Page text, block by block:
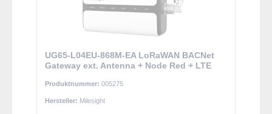
UG65-L04EU-868M-EA LoRaWAN BACNet
Gateway ext. Antenna + Node Red + LTE
Produktnummer: 005275
Hersteller: Milesight